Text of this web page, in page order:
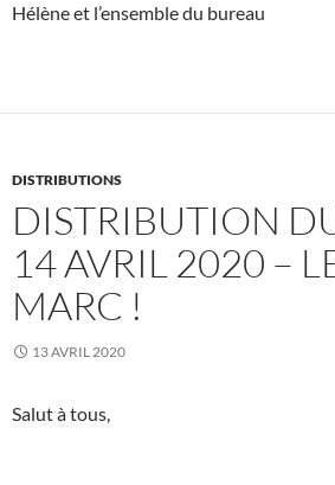
Hélène et l’ensemble du bureau
DISTRIBUTIONS
DISTRIBUTION
14 AVRIL 2020 –
MARC !
13 AVRIL 2020
Salut à tous,